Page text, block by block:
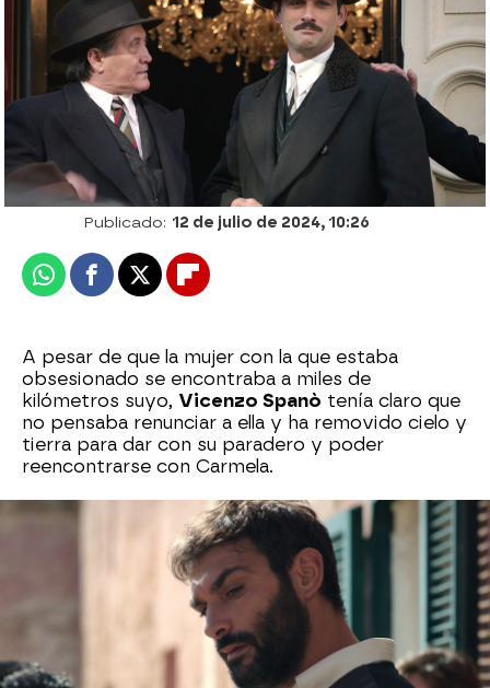
Patri Bea
Publicado: 12 de julio de 2024, 10:26
WhatsappFacebook
X Flipboard
A pesar de que la mujer con la que estaba
obsesionado se encontraba a miles de
kilómetros suyo, Vicenzo Spanò tenía claro que
no pensaba renunciar a ella y ha removido cielo y
tierra para dar con su paradero y poder
reencontrarse con Carmela.
Después de estar en contacto con un primo
suyo durante años,Vicenzo
ha podido dejar
todo en orden en Sicilia y ha llegado a América
acompañado de sus hombres, más
concretamente, al barrio en el que ahora viven